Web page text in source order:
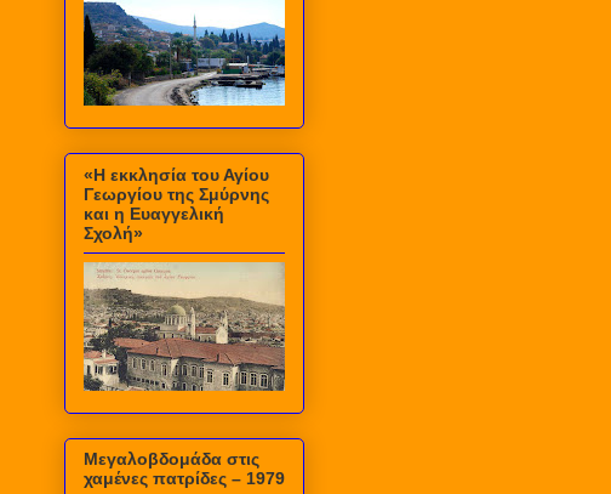
«Η εκκλησία του Αγίου
Γεωργίου της Σμύρνης
και η Ευαγγελική
Σχολή»
Μεγαλοβδομάδα στις
χαμένες πατρίδες – 1979